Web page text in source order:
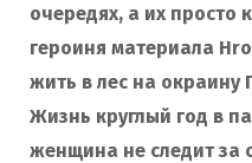
очередях, а их просто
героиня материала
жить в лес на окраину
Жизнь круглый год в
женщина не следит за